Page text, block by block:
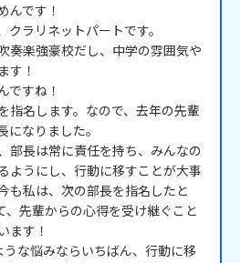
んです！
ラリネットパートです。
奏楽強豪校だし、中学の雰囲気や
す！
ですね！
指名します。なので、去年の先輩
なりました。
部長は常に責任を持ち、みんなの
ようにし、行動に移すことが大事
も私は、次の部長を指名したと
、先輩からの心得を受け継ぐこと
ます！
な悩みならいちばん、行動に移